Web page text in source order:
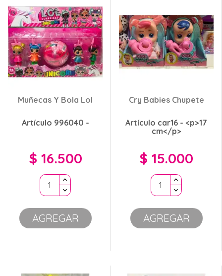
Muñecas Y Bola Lol
Artículo 996040 -
Precio
$ 16.500
AGREGAR
Cry Babies Chupete
Artículo car16 - <p>17
cm</p>
Precio
$ 15.000
AGREGAR